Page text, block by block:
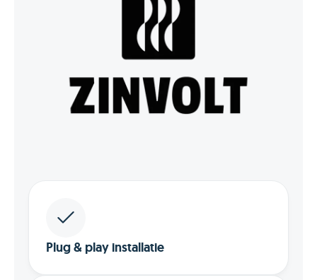
Plug & play installatie